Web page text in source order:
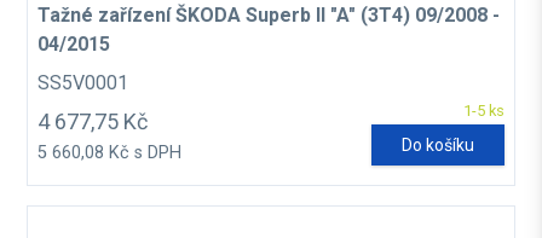
Tažné zařízení ŠKODA Superb II "A" (3T4) 09/2008 -
04/2015
SS5V0001
1-5 ks
4 677,75 Kč
5 660,08 Kč s DPH Do košíku